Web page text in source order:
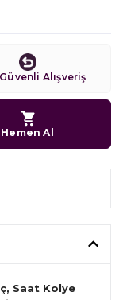
Alışveriş
Hemen Al
Saat Kolye